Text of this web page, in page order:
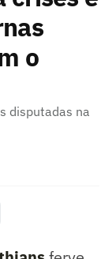
o
disputadas na